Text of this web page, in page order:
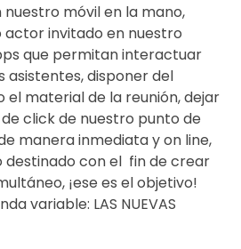
móvil en la mano,
invitado en nuestro
que permitan interactuar
asistentes, disponer del
material de la reunión, dejar
click de nuestro punto de
manera inmediata y on line,
destinado con el fin de crear
¡ese es el objetivo!
variable: LAS NUEVAS